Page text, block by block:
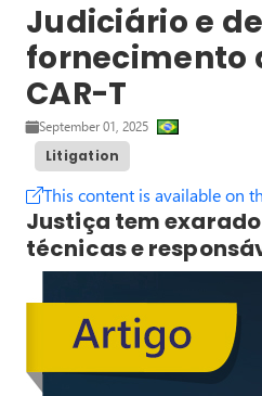
Judiciário e
fornecimento
CAR-T
September 01, 2025
Litigation
This content is available on
Justiça tem
técnicas e